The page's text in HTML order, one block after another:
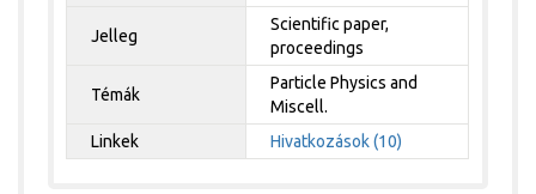
Jelleg
Scientific paper,
proceedings
Témák
Particle Physics and
Miscell.
Linkek
Hivatkozások (10)